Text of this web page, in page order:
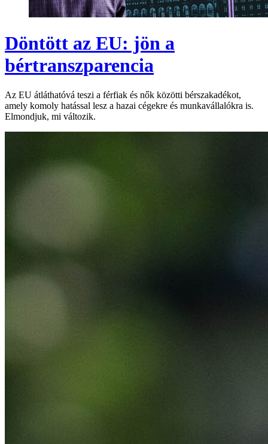
Döntött az EU: jön a
bértranszparencia
Az EU átláthatóvá teszi a férfiak és nők közötti bérszakadékot,
amely komoly hatással lesz a hazai cégekre és munkavállalókra is.
Elmondjuk, mi változik.